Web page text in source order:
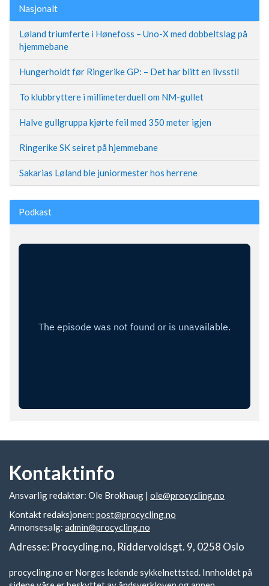
Nasjonalt
Løland triumferte i Hønefoss – Uno-X med dobbeltslag på
hjemmebane
Hungerholdt før Ringerike GP: – Det har blitt en livsstil
To klubbryttere i millimeterduell om NM-gullet
Halve gullgruppa kjørte feil med 350 meter igjen
Ringerike SK seiret på hjemmebane
Sakarias Løland ble juniormester hos herrene
Podkast
Kontaktinfo
Ansvarlig redaktør: Ole Brokhaug | ole@procycling.no
Kontakt redaksjonen: post@procycling.no
Annonsesalg: admin@procycling.no
Adresse: Procycling.no, Riddervoldsgt. 9, 0258 Oslo
procycling.no er Norges ledende sykkelnettsted. Innholdet på